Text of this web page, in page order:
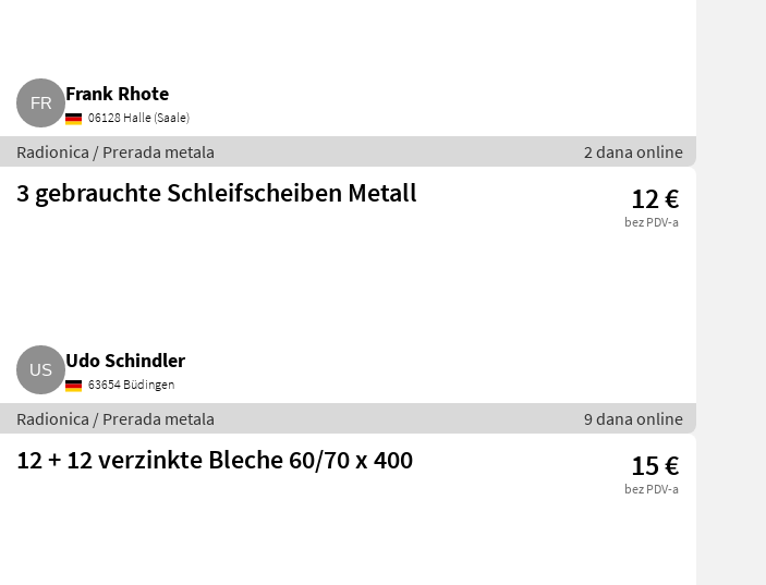
Frank Rhote
06128 Halle (Saale)
Radionica / Prerada metala 2 dana online
3 gebrauchte Schleifscheiben Metall 12 €
bez PDV-a
Udo Schindler
63654 Büdingen
Radionica / Prerada metala 9 dana online
12 + 12 verzinkte Bleche 60/70 x 400 15 €
bez PDV-a